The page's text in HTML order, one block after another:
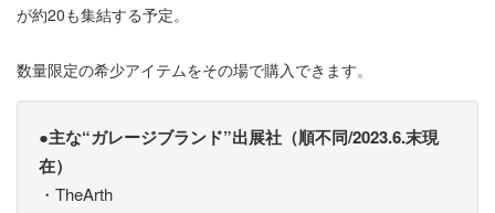
が約20も集結する予定。
数量限定の希少アイテムをその場で購入できます。
●主な“ガレージブランド”出展社（順不同/2023.6.末現
在）
・TheArth